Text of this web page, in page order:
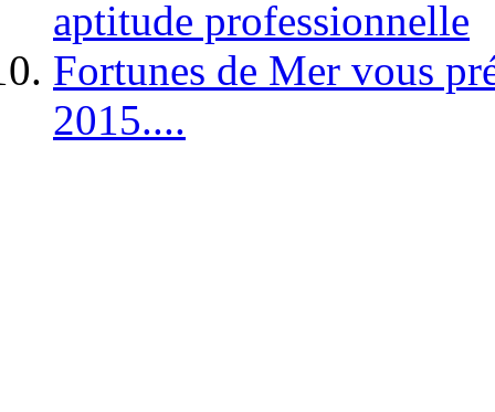
aptitude professionnelle
Fortunes de Mer vous
2015....